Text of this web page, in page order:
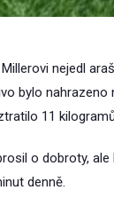
nejedl
bylo nahrazeno
11
o dobroty,
denně.